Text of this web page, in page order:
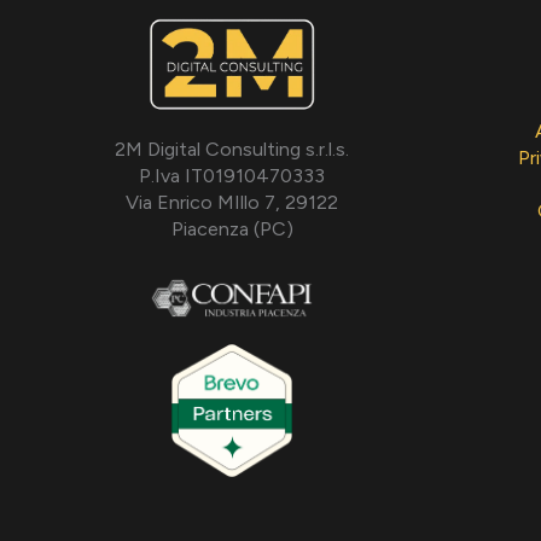
2M Digital Consulting s.r.l.s.
P.Iva IT01910470333
Via Enrico MIllo 7, 29122
Piacenza (PC)